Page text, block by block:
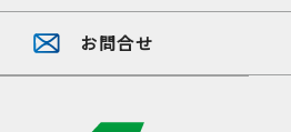
お問合せ